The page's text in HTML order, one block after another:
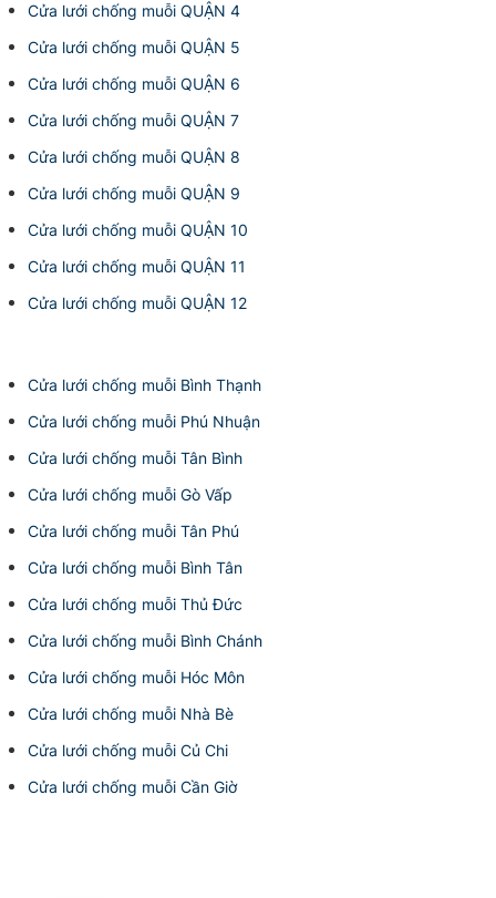
Cửa lưới chống muỗi QUẬN 4
Cửa lưới chống muỗi QUẬN 5
Cửa lưới chống muỗi QUẬN 6
Cửa lưới chống muỗi QUẬN 7
Cửa lưới chống muỗi QUẬN 8
Cửa lưới chống muỗi QUẬN 9
Cửa lưới chống muỗi QUẬN 10
Cửa lưới chống muỗi QUẬN 11
Cửa lưới chống muỗi QUẬN 12
Cửa lưới chống muỗi Bình Thạnh
Cửa lưới chống muỗi Phú Nhuận
Cửa lưới chống muỗi Tân Bình
Cửa lưới chống muỗi Gò Vấp
Cửa lưới chống muỗi Tân Phú
Cửa lưới chống muỗi Bình Tân
Cửa lưới chống muỗi Thủ Đức
Cửa lưới chống muỗi Bình Chánh
Cửa lưới chống muỗi Hóc Môn
Cửa lưới chống muỗi Nhà Bè
Cửa lưới chống muỗi Củ Chi
Cửa lưới chống muỗi Cần Giờ